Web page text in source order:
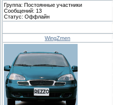
Группа: Постоянные участники
Сообщений: 13
Статус: Оффлайн
WingZmen